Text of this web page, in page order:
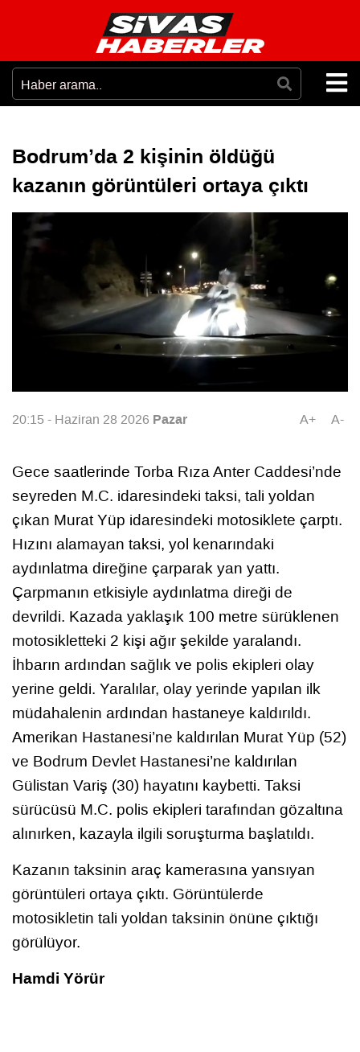
Bodrum’da 2 kişinin öldüğü
kazanın görüntüleri ortaya çıktı
20:15 - Haziran 28 2026 Pazar A+ A-
Gece saatlerinde Torba Rıza Anter Caddesi’nde
seyreden M.C. idaresindeki taksi, tali yoldan
çıkan Murat Yüp idaresindeki motosiklete çarptı.
Hızını alamayan taksi, yol kenarındaki
aydınlatma direğine çarparak yan yattı.
Çarpmanın etkisiyle aydınlatma direği de
devrildi. Kazada yaklaşık 100 metre sürüklenen
motosikletteki 2 kişi ağır şekilde yaralandı.
İhbarın ardından sağlık ve polis ekipleri olay
yerine geldi. Yaralılar, olay yerinde yapılan ilk
müdahalenin ardından hastaneye kaldırıldı.
Amerikan Hastanesi’ne kaldırılan Murat Yüp (52)
ve Bodrum Devlet Hastanesi’ne kaldırılan
Gülistan Variş (30) hayatını kaybetti. Taksi
sürücüsü M.C. polis ekipleri tarafından gözaltına
alınırken, kazayla ilgili soruşturma başlatıldı.
Kazanın taksinin araç kamerasına yansıyan
görüntüleri ortaya çıktı. Görüntülerde
motosikletin tali yoldan taksinin önüne çıktığı
görülüyor.
Hamdi Yörür